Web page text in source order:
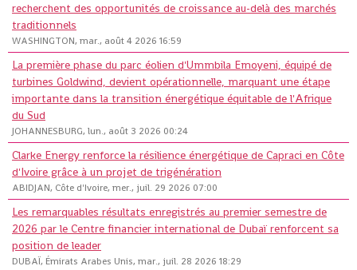
recherchent des opportunités de croissance au-delà des marchés
traditionnels
WASHINGTON, mar., août 4 2026 16:59
La première phase du parc éolien d'Ummbila Emoyeni, équipé de
turbines Goldwind, devient opérationnelle, marquant une étape
importante dans la transition énergétique équitable de l'Afrique
du Sud
JOHANNESBURG, lun., août 3 2026 00:24
Clarke Energy renforce la résilience énergétique de Capraci en Côte
d'Ivoire grâce à un projet de trigénération
ABIDJAN, Côte d'Ivoire, mer., juil. 29 2026 07:00
Les remarquables résultats enregistrés au premier semestre de
2026 par le Centre financier international de Dubaï renforcent sa
position de leader
DUBAÏ, Émirats Arabes Unis, mar., juil. 28 2026 18:29